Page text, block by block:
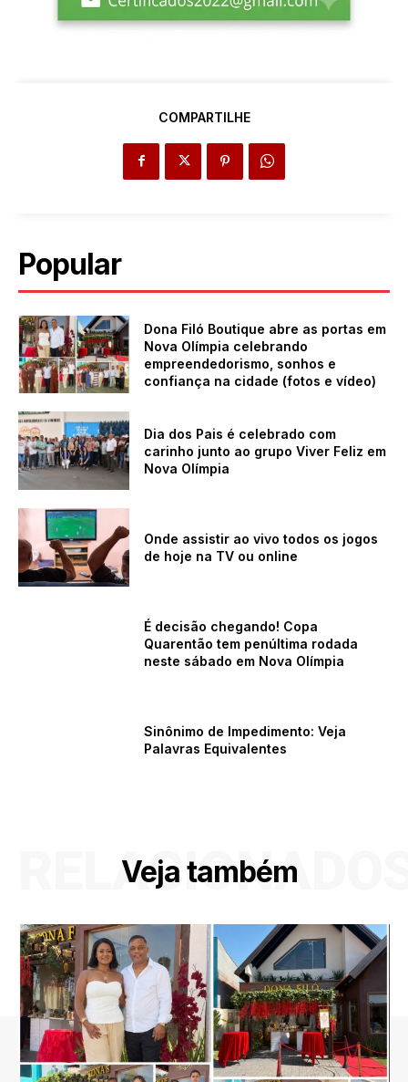
COMPARTILHE
Popular
Dona Filó Boutique abre as portas em
Nova Olímpia celebrando
empreendedorismo, sonhos e
confiança na cidade (fotos e vídeo)
Dia dos Pais é celebrado com
carinho junto ao grupo Viver Feliz em
Nova Olímpia
Onde assistir ao vivo todos os jogos
de hoje na TV ou online
É decisão chegando! Copa
Quarentão tem penúltima rodada
neste sábado em Nova Olímpia
Sinônimo de Impedimento: Veja
Palavras Equivalentes
Veja também